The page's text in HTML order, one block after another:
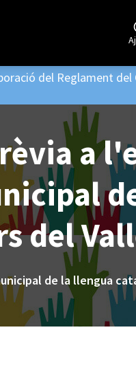
del Reglament del
a
del
de la llengua